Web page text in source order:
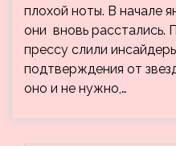
плохой ноты. В начале
они вновь расстались.
прессу слили
подтверждения от
оно и не нужно,…